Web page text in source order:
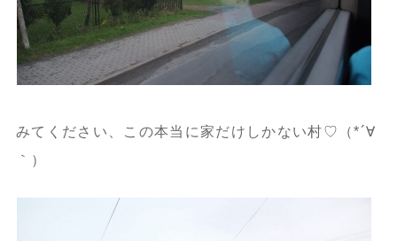
みてください、この本当に家だけしかない村♡（*´∀
｀）